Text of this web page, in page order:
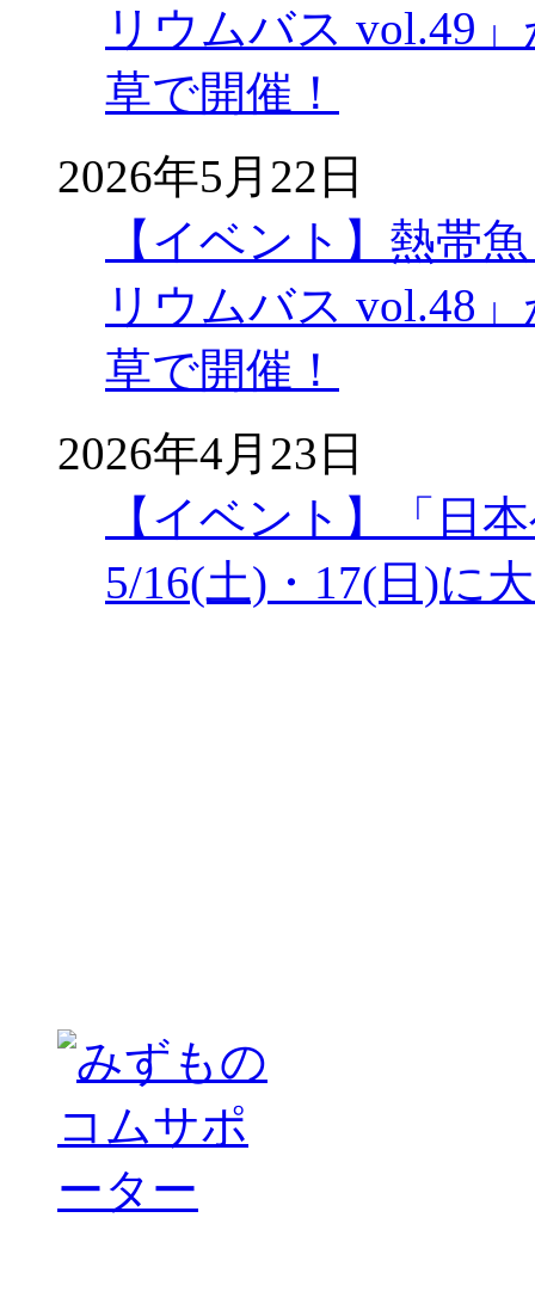
リウムバス vol.49
草で開催！
2026年5月22日
【イベント】熱帯
リウムバス vol.48
草で開催！
2026年4月23日
【イベント】「日
5/16(土)・17(日)に